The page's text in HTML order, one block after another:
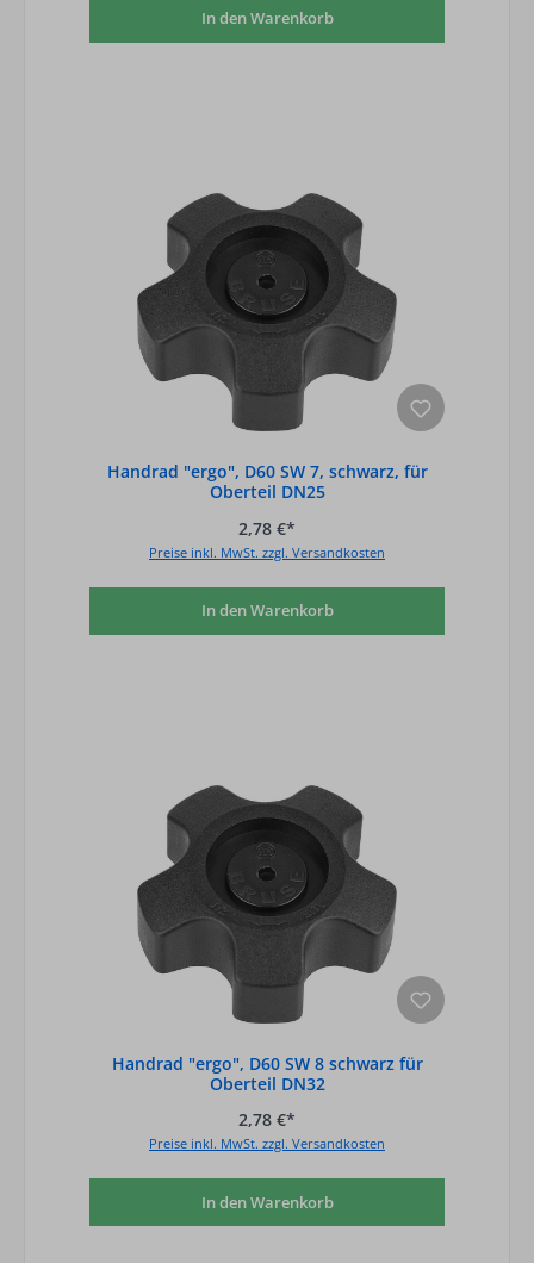
In den Warenkorb
Handrad "ergo", D60 SW 7, schwarz, für
Oberteil DN25
2,78 €*
Preise inkl. MwSt. zzgl. Versandkosten
In den Warenkorb
Handrad "ergo", D60 SW 8 schwarz für
Oberteil DN32
2,78 €*
Preise inkl. MwSt. zzgl. Versandkosten
In den Warenkorb